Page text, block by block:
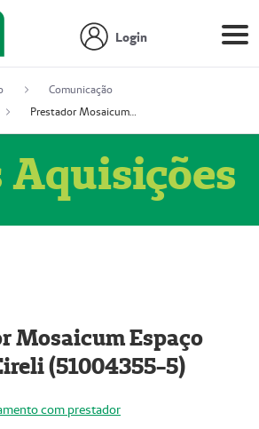
Login
Comunicação
Prestador Mosaicum Espaço Clínico Eireli (51004355-5)
Aquisições
Mosaicum Espaço
(51004355-5)
com prestador